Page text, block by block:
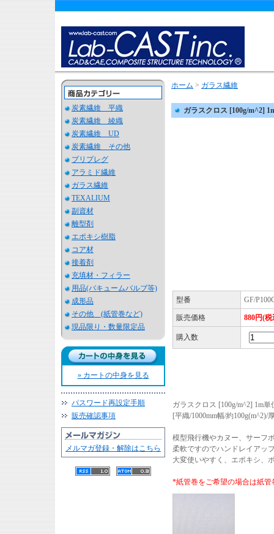
炭素繊維 平織
炭素繊維 綾織
炭素繊維 UD
炭素繊維 その他
プリプレグ
アラミド繊維
ガラス繊維
TEXALIUM
副資材
離型剤
エポキシ樹脂
コア材
接着剤
充填材・フィラー
用品(バキュームバルブ等)
成形品
その他 (紙管巻など)
現品限り・数量限定品
» カートの中身を見る
パスワード再設定手順
販売確認事項
メルマガ登録・解除はこちら
ホーム > ガラス繊維
ガラスクロス [100g/m^2]
型番 GF/
販売価格 880円(税
購入数
ガラスクロス [100g/m^2] 1m単
[平織/1000mm幅/約100g(m^2)/
模型飛行機やカヌー、サーフ
柔軟ですのでハンドレイアッ
大変使いやすく、エポキシ、
*紙管巻をご希望の場合は紙